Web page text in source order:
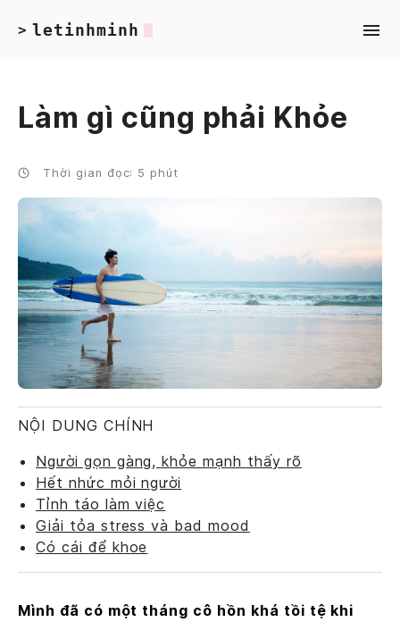
> letinhminh
Làm gì cũng phải Khỏe
Thời gian đọc: 5 phút
NỘI DUNG CHÍNH
Người gọn gàng, khỏe mạnh thấy rõ
Hết nhức mỏi người
Tỉnh táo làm việc
Giải tỏa stress và bad mood
Có cái để khoe
Mình đã có một tháng cô hồn khá tồi tệ khi